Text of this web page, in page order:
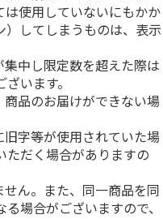
は使用していないにもかか
してしまうものは、表示
中し限定数を超えた際は
います。
品のお届けができない場
字等が使用されていた場
ただく場合がありますの
ん。また、同一商品を同
場合がございますので、